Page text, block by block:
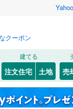
クーポン
建てる
注文住宅 土地 売
秋田 山形
線(22)
本線(2)
野線(2)
(5) (23)
・築30年以上（34
しました
マイページから設定で